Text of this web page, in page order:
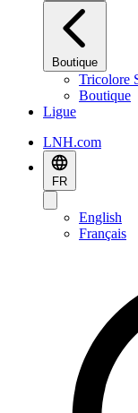
Boutique
Tricolore
Boutique
Ligue
LNH.com
FR
English
Français